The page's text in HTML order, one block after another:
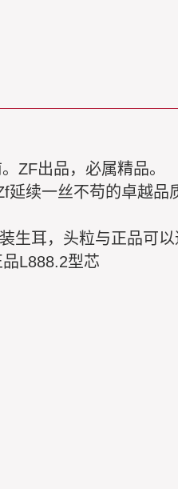
ZF出品，必属精品。
延续一丝不苟的卓越品
生耳，头粒与正品可
L888.2型芯